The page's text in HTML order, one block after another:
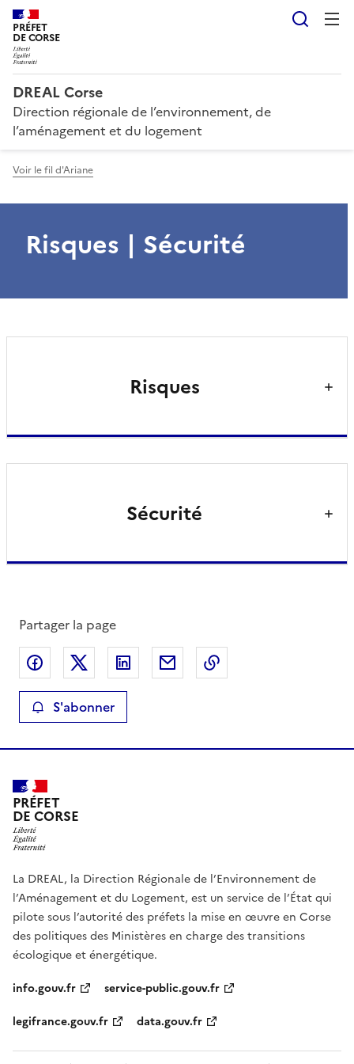
PRÉFET
DE CORSE
DREAL Corse
Direction régionale de l’environnement, de
l’aménagement et du logement
Voir le fil d'Ariane
Risques | Sécurité
Risques
Sécurité
Partager la page
Partager sur Facebook
Partager sur XPartager sur LinkedIn
Partager par email
S'abonner
PRÉFET
DE CORSE
La DREAL, la Direction Régionale de l’Environnement de
l’Aménagement et du Logement, est un service de l’État qui
pilote sous l’autorité des préfets la mise en œuvre en Corse
des politiques des Ministères en charge des transitions
écologique et énergétique.
info.gouv.fr
service-public.gouv.fr
legifrance.gouv.fr
data.gouv.fr